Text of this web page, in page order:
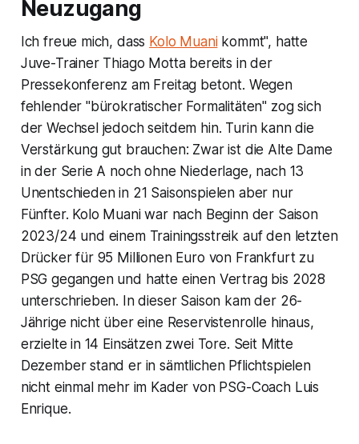
Neuzugang
Ich freue mich, dass Kolo Muanikommt", hatte
Juve-Trainer Thiago Motta bereits in der
Pressekonferenz am Freitag betont. Wegen
fehlender "bürokratischer Formalitäten" zog sich
der Wechsel jedoch seitdem hin. Turin kann die
Verstärkung gut brauchen: Zwar ist die Alte Dame
in der Serie A noch ohne Niederlage, nach 13
Unentschieden in 21 Saisonspielen aber nur
Fünfter. Kolo Muani war nach Beginn der Saison
2023/24 und einem Trainingsstreik auf den letzten
Drücker für 95 Millionen Euro von Frankfurt zu
PSG gegangen und hatte einen Vertrag bis 2028
unterschrieben. In dieser Saison kam der 26-
Jährige nicht über eine Reservistenrolle hinaus,
erzielte in 14 Einsätzen zwei Tore. Seit Mitte
Dezember stand er in sämtlichen Pflichtspielen
nicht einmal mehr im Kader von PSG-Coach Luis
Enrique.